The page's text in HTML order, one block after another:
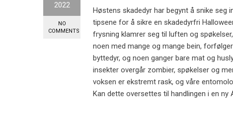
2022
NO
COMMENTS
Høstens skadedyr har begynt å snike seg
tipsene for å sikre en skadedyrfri
frysning klamrer seg til luften og
noen med mange og mange bein,
byttedyr, og noen ganger bare mat og
insekter overgår zombier, spøkelser og
voksen er ekstremt rask, og våre
Kan dette oversettes til handlingen i en ny